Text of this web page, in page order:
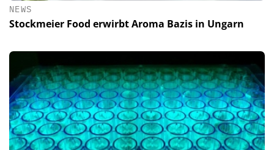
NEWS
Stockmeier Food erwirbt Aroma Bazis in Ungarn